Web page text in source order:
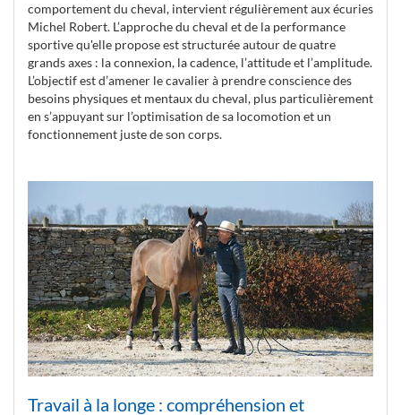
comportement du cheval, intervient régulièrement aux écuries
Michel Robert. L’approche du cheval et de la performance
sportive qu'elle propose est structurée autour de quatre
grands axes : la connexion, la cadence, l’attitude et l’amplitude.
L’objectif est d’amener le cavalier à prendre conscience des
besoins physiques et mentaux du cheval, plus particulièrement
en s’appuyant sur l’optimisation de sa locomotion et un
fonctionnement juste de son corps.
Travail à la longe : compréhension et